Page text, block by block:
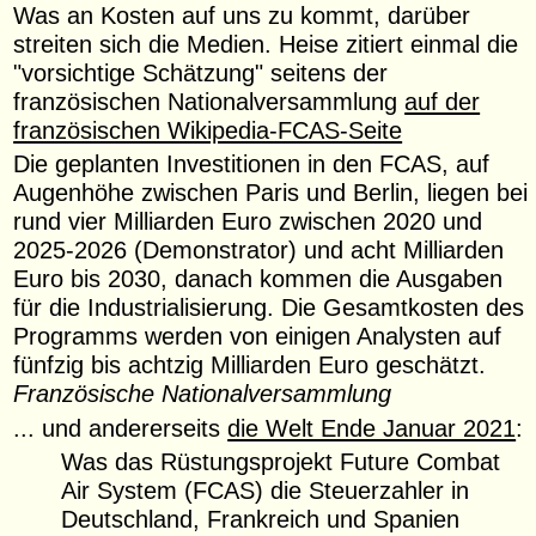
Was an Kosten auf uns zu kommt, darüber
streiten sich die Medien. Heise zitiert einmal die
"vorsichtige Schätzung" seitens der
französischen Nationalversammlungauf der
französischen Wikipedia-FCAS-Seite
Die geplanten Investitionen in den FCAS, auf
Augenhöhe zwischen Paris und Berlin, liegen bei
rund vier Milliarden Euro zwischen 2020 und
2025-2026 (Demonstrator) und acht Milliarden
Euro bis 2030, danach kommen die Ausgaben
für die Industrialisierung. Die Gesamtkosten des
Programms werden von einigen Analysten auf
fünfzig bis achtzig Milliarden Euro geschätzt.
Französische Nationalversammlung
... und andererseitsdie Welt Ende Januar 2021:
Was das Rüstungsprojekt Future Combat
Air System (FCAS) die Steuerzahler in
Deutschland, Frankreich und Spanien